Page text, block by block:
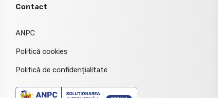
Contact
ANPC
Politică cookies
Politică de confidențialitate